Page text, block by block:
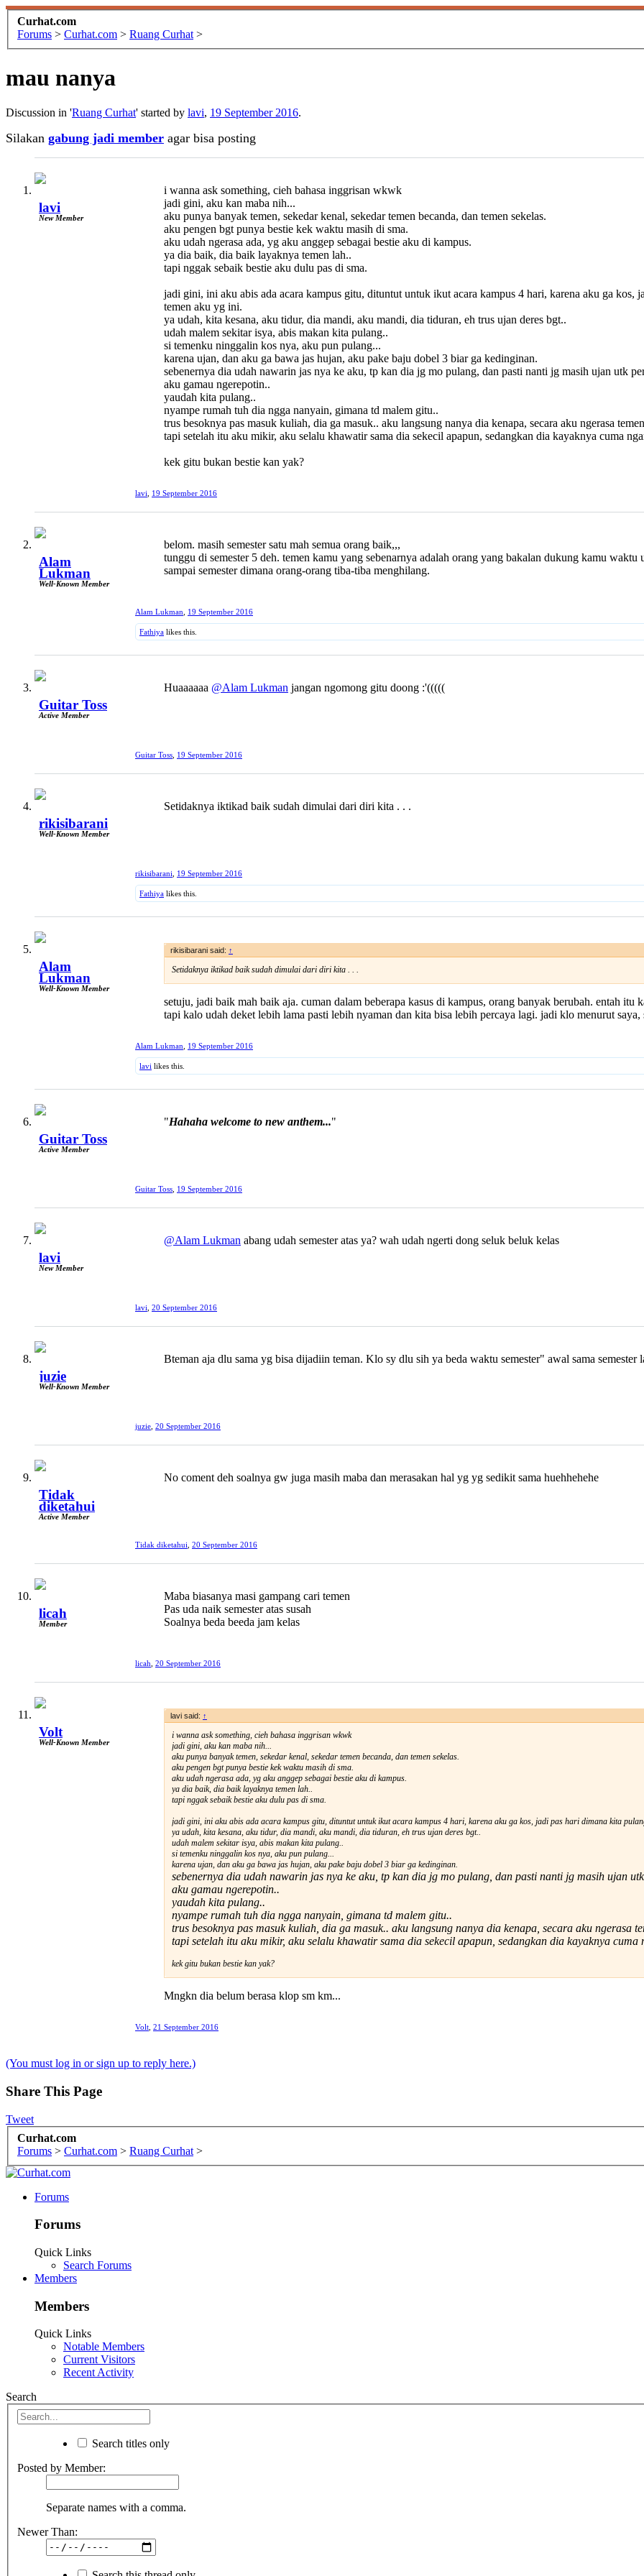
Curhat.com
Forums > Curhat.com > Ruang Curhat >
mau nanya
Discussion in 'Ruang Curhat' started by lavi, 19 September 2016.
Silakan gabung jadi member agar bisa posting
lavi
New Member
i wanna ask something, cieh bahasa inggrisan wkwk
jadi gini, aku kan maba nih...
aku punya banyak temen, sekedar kenal, sekedar temen becanda, dan temen sekelas.
aku pengen bgt punya bestie kek waktu masih di sma.
aku udah ngerasa ada, yg aku anggep sebagai bestie aku di kampus.
ya dia baik, dia baik layaknya temen lah..
tapi nggak sebaik bestie aku dulu pas di sma.
jadi gini, ini aku abis ada acara kampus gitu, dituntut untuk ikut acara kampus 4 hari, karena aku ga kos,
temen aku yg ini.
ya udah, kita kesana, aku tidur, dia mandi, aku mandi, dia tiduran, eh trus ujan deres bgt..
udah malem sekitar isya, abis makan kita pulang..
si temenku ninggalin kos nya, aku pun pulang...
karena ujan, dan aku ga bawa jas hujan, aku pake baju dobel 3 biar ga kedinginan.
sebenernya dia udah nawarin jas nya ke aku, tp kan dia jg mo pulang, dan pasti nanti jg masih ujan utk
aku gamau ngerepotin..
yaudah kita pulang..
nyampe rumah tuh dia ngga nanyain, gimana td malem gitu..
trus besoknya pas masuk kuliah, dia ga masuk.. aku langsung nanya dia kenapa, secara aku ngerasa
tapi setelah itu aku mikir, aku selalu khawatir sama dia sekecil apapun, sedangkan dia kayaknya cuma
kek gitu bukan bestie kan yak?
lavi, 19 September 2016
Alam
Lukman
Well-Known Member
belom. masih semester satu mah semua orang baik,,,
tunggu di semester 5 deh. temen kamu yang sebenarnya adalah orang yang bakalan dukung kamu
sampai semester dimana orang-orang tiba-tiba menghilang.
Alam Lukman, 19 September 2016
Fathiya likes this.
Guitar Toss
Active Member
Huaaaaaa @Alam Lukman jangan ngomong gitu doong :'(((((
Guitar Toss, 19 September 2016
rikisibarani
Well-Known Member
Setidaknya iktikad baik sudah dimulai dari diri kita . . .
rikisibarani, 19 September 2016
Fathiya likes this.
Alam
Lukman
Well-Known Member
rikisibarani said: ↑
Setidaknya iktikad baik sudah dimulai dari diri kita . . .
setuju, jadi baik mah baik aja. cuman dalam beberapa kasus di kampus, orang banyak berubah. entah itu
tapi kalo udah deket lebih lama pasti lebih nyaman dan kita bisa lebih percaya lagi. jadi klo menurut saya,
Alam Lukman, 19 September 2016
lavi likes this.
Guitar Toss
Active Member
"Hahaha welcome to new anthem..."
Guitar Toss, 19 September 2016
lavi
New Member
@Alam Lukman abang udah semester atas ya? wah udah ngerti dong seluk beluk kelas
lavi, 20 September 2016
juzie
Well-Known Member
Bteman aja dlu sama yg bisa dijadiin teman. Klo sy dlu sih ya beda waktu semester" awal sama
juzie, 20 September 2016
Tidak
diketahui
Active Member
No coment deh soalnya gw juga masih maba dan merasakan hal yg yg sedikit sama huehhehehe
Tidak diketahui, 20 September 2016
licah
Member
Maba biasanya masi gampang cari temen
Pas uda naik semester atas susah
Soalnya beda beeda jam kelas
licah, 20 September 2016
Volt
Well-Known Member
lavi said: ↑
i wanna ask something, cieh bahasa inggrisan wkwk
jadi gini, aku kan maba nih...
aku punya banyak temen, sekedar kenal, sekedar temen becanda, dan temen sekelas.
aku pengen bgt punya bestie kek waktu masih di sma.
aku udah ngerasa ada, yg aku anggep sebagai bestie aku di kampus.
ya dia baik, dia baik layaknya temen lah..
tapi nggak sebaik bestie aku dulu pas di sma.
jadi gini, ini aku abis ada acara kampus gitu, dituntut untuk ikut acara kampus 4 hari, karena aku ga kos, jadi pas hari dimana kita
ya udah, kita kesana, aku tidur, dia mandi, aku mandi, dia tiduran, eh trus ujan deres bgt..
udah malem sekitar isya, abis makan kita pulang..
si temenku ninggalin kos nya, aku pun pulang...
karena ujan, dan aku ga bawa jas hujan, aku pake baju dobel 3 biar ga kedinginan.
sebenernya dia udah nawarin jas nya ke aku, tp kan dia jg mo pulang, dan pasti nanti jg masih ujan
aku gamau ngerepotin..
yaudah kita pulang..
nyampe rumah tuh dia ngga nanyain, gimana td malem gitu..
trus besoknya pas masuk kuliah, dia ga masuk.. aku langsung nanya dia kenapa, secara aku ngerasa
tapi setelah itu aku mikir, aku selalu khawatir sama dia sekecil apapun, sedangkan dia kayaknya cuma
kek gitu bukan bestie kan yak?
Mngkn dia belum berasa klop sm km...
Volt, 21 September 2016
(You must log in or sign up to reply here.)
Share This Page
Tweet
Curhat.com
Forums > Curhat.com > Ruang Curhat >
Forums
Forums
Quick Links
Search Forums
Members
Members
Quick Links
Notable Members
Current Visitors
Recent Activity
Search
Search titles only
Posted by Member:
Separate names with a comma.
Newer Than: